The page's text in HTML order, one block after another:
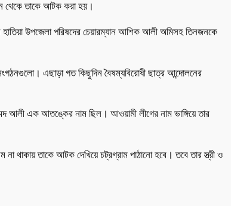
থেকে তাকে আটক করা হয়।
হাতিয়া উপজেলা পরিষদের চেয়ারম্যান আশিক আলী অমিসহ তিনজনকে
এছাড়া গত কিছুদিন বৈষম্যবিরোধী ছাত্র আন্দোলনের
আলী এক আতঙ্কের নাম ছিল। আওয়ামী লীগের নাম ভাঙ্গিয়ে তার
থাকায় তাকে আটক দেখিয়ে চট্রগ্রাম পাঠানো হবে। তবে তার স্ত্রী ও